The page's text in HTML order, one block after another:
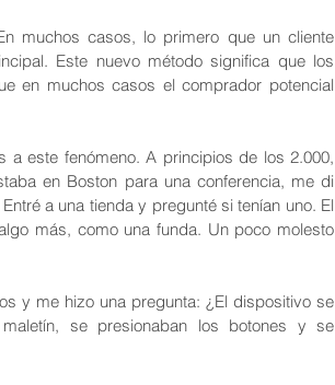
muchos casos, lo primero que un cliente
Este nuevo método significa que los
en muchos casos el comprador potencial
este fenómeno. A principios de los 2.000,
en Boston para una conferencia, me di
a una tienda y pregunté si tenían uno. El
más, como una funda. Un poco molesto
y me hizo una pregunta: ¿El dispositivo se
se presionaban los botones y se